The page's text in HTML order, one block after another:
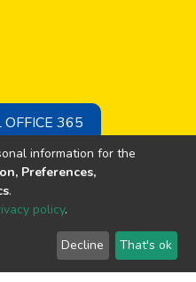
OFFICE 365
Todos los derechos son
Evangélica de El
information for the
Preferences,
.
policy.
Decline That's ok